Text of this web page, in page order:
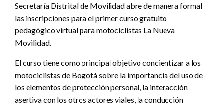
Secretaría Distrital de Movilidad abre de manera formal
las inscripciones para el primer curso gratuito
pedagógico virtual para motociclistas La Nueva
Movilidad.
El curso tiene como principal objetivo concientizar a los
motociclistas de Bogotá sobre la importancia del uso de
los elementos de protección personal, la interacción
asertiva con los otros actores viales, la conducción